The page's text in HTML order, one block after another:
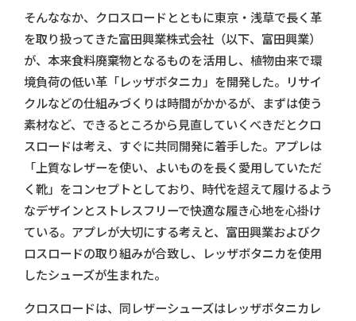
そんななか、クロスロードとともに東京・浅草で長く革
を取り扱ってきた富田興業株式会社（以下、富田興業）
が、本来食料廃棄物となるものを活用し、植物由来で環
境負荷の低い革「レッザボタニカ」を開発した。リサイ
クルなどの仕組みづくりは時間がかかるが、まずは使う
素材など、できるところから見直していくべきだとクロ
スロードは考え、すぐに共同開発に着手した。アプレは
「上質なレザーを使い、よいものを長く愛用していただ
く靴」をコンセプトとしており、時代を超えて履けるよう
なデザインとストレスフリーで快適な履き心地を心掛け
ている。アプレが大切にする考えと、富田興業およびク
ロスロードの取り組みが合致し、レッザボタニカを使用
したシューズが生まれた。
クロスロードは、同レザーシューズはレッザボタニカレ